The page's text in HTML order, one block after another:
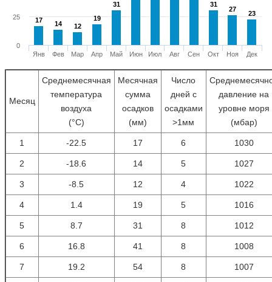
17
17 14
14 12
12
19
19
31
31 31
31
27
27
23
23
Янв Фев Мар Апр Май Июн Июл Авг Сен Окт Ноя Дек
0
25
Месяц
Среднемесячная
температура
воздуха
(°С)
Месячная
сумма
осадков
(мм)
Число
дней с
осадками
>1мм
давление на
уровне моря
(мбар)
1 -22.5 17 6 1030
2 -18.6 14 5 1027
3 -8.5 12 4 1022
4 1.4 19 5 1016
5 8.7 31 8 1012
6 16.8 41 8 1008
7 19.2 54 8 1007